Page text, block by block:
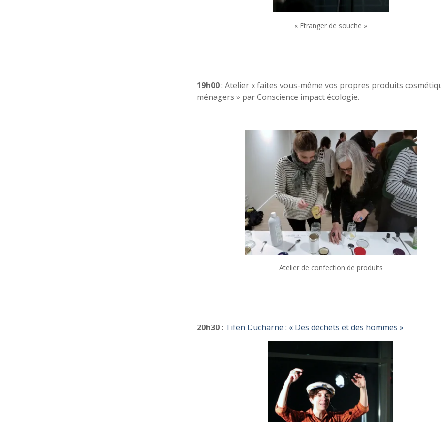
« Etranger de souche »
19h00: Atelier « faites vous-même vos propres produits
ménagers » par Conscience impact écologie.
Atelier de confection de produits
20h30 : Tifen Ducharne : « Des déchets et des hommes »